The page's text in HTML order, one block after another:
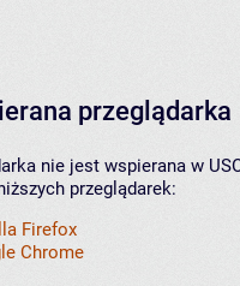
przeglądarka
nie jest wspierana w
przeglądarek:
Firefox
Chrome